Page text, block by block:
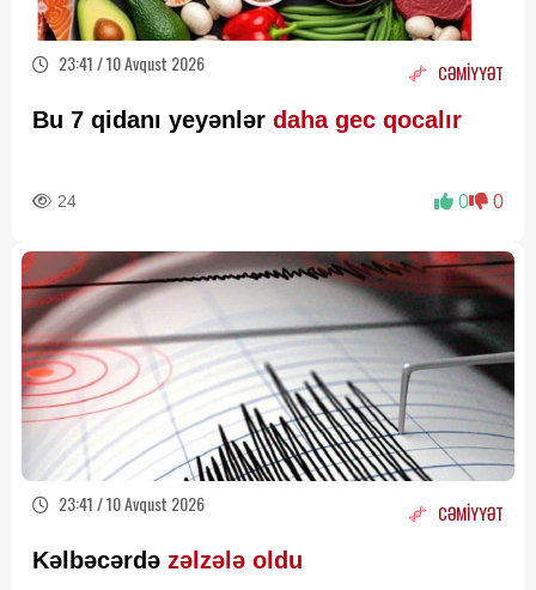
23:41 / 10 Avqust 2026 CƏMİYYƏT
Bu 7 qidanı yeyənlər daha gec qocalır
24 0 0
23:41 / 10 Avqust 2026 CƏMİYYƏT
Kəlbəcərdə zəlzələ oldu